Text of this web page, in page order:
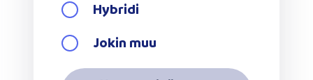
Hybridi
Jokin muu